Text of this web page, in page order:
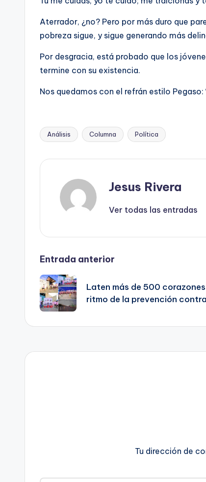
Aterrador, ¿no? Pero por más duro que
pobreza sigue, y sigue generando más
Por desgracia, está probado que los
termine con su existencia.
Nos quedamos con el refrán estilo
Etiquetas:
Análisis Columna Política
Jesus Rivera
Ver todas las entradas
Navegación
de
entradas
Entrada anterior
Laten más de 500
ritmo de la prevención
Tu dirección de